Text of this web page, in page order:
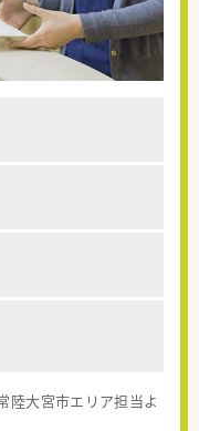
陸大宮市エリア担当よ